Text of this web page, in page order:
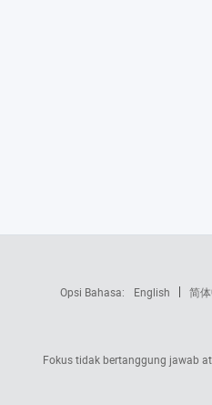
Opsi Bahasa:
English 简
Fokus tidak bertanggung jawab